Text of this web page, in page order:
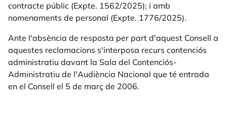
contracte públic (Expte. 1562/2025); i amb
nomenaments de personal (Expte. 1776/2025).
Ante l'absència de resposta per part d'aquest Consell a
aquestes reclamacions s'interposa recurs contenciós
administratiu davant la Sala del Contenciós-
Administratiu de l'Audiència Nacional que té entrada
en el Consell el 5 de març de 2006.